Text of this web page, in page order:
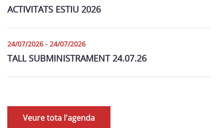
ACTIVITATS ESTIU 2026
24/07/2026 - 24/07/2026
TALL SUBMINISTRAMENT 24.07.26
Veure tota l'agenda